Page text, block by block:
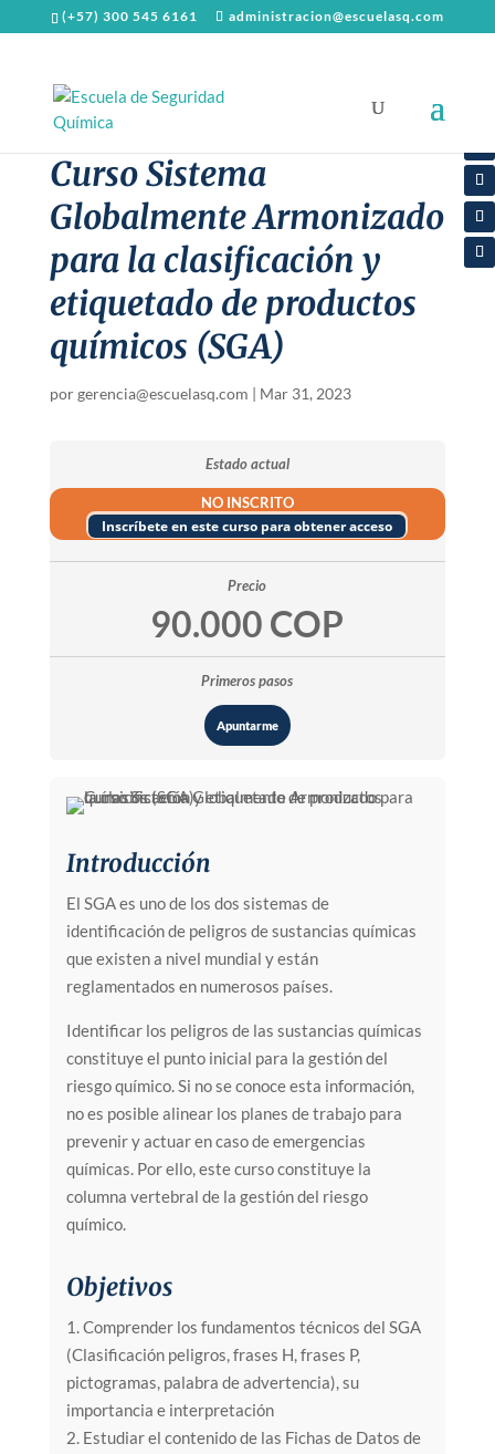
(+57) 300 545 6161 administracion@escuelasq.com
Curso Sistema
Globalmente Armonizado
para la clasificación y
etiquetado de productos
químicos (SGA)
porgerencia@escuelasq.com | Mar 31, 2023
Estado actual
NO INSCRITO
Inscríbete en este curso para obtener acceso
Precio
90.000 COP
Primeros pasos
Apuntarme
Introducción
El SGA es uno de los dos sistemas de
identificación de peligros de sustancias químicas
que existen a nivel mundial y están
reglamentados en numerosos países.
Identificar los peligros de las sustancias químicas
constituye el punto inicial para la gestión del
riesgo químico. Si no se conoce esta información,
no es posible alinear los planes de trabajo para
prevenir y actuar en caso de emergencias
químicas. Por ello, este curso constituye la
columna vertebral de la gestión del riesgo
químico.
Objetivos
1. Comprender los fundamentos técnicos del SGA
(Clasificación peligros, frases H, frases P,
pictogramas, palabra de advertencia), su
importancia e interpretación
2. Estudiar el contenido de las Fichas de Datos de